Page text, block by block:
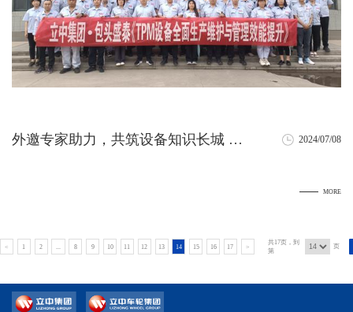
外邀专家助力，共筑设备知识长城 —
2024/07/08
MORE
< 1 2 ... 8 9 10 11 12 13 14 15 16 17 >
共17页，到
第
页